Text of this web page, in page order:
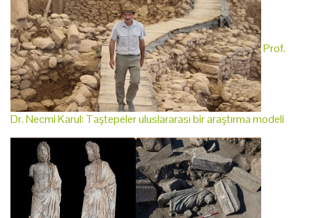
Prof.
Dr. Necmi Karul: Taştepeler uluslararası bir araştırma modeli